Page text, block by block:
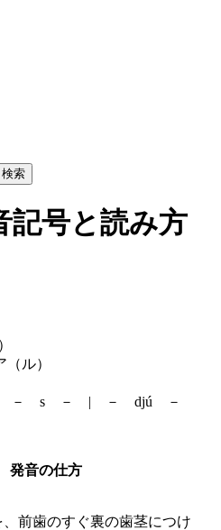
記号と読み方
ル）
－ s － | － djú －
発音の仕方
、前歯のすぐ裏の歯茎につけ